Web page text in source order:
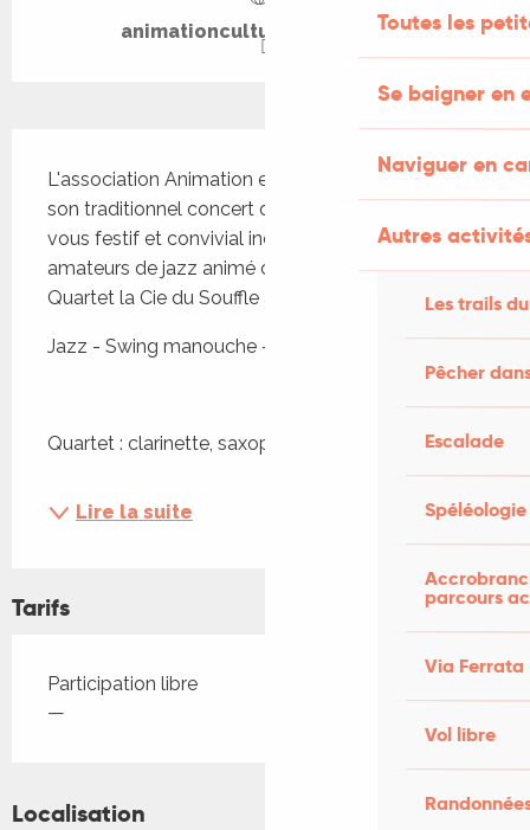
Toutes les
Se baigner en
Naviguer en
Autres
Les trails
Pêcher
Escalade
Spéléologie
parcours
Via Ferrata
Vol libre
animationculturesalviac.com
L'association Animation et Culture vous propose
son traditionnel concert de jazz annuel. Rendez-
vous festif et convivial incontournable des
amateurs de jazz animé cette année par le
Quartet la Cie du Souffle aux Cordes !
Jazz - Swing manouche - Blues
Quartet : clarinette, saxophone, guitare et...
Lire la suite
Tarifs
Tarifs 2026
Participation libre
—
Localisation